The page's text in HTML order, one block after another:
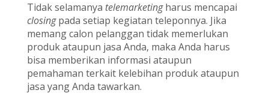
Tidak selamanya telemarketingharus mencapai
closingpada setiap kegiatan teleponnya. Jika
memang calon pelanggan tidak memerlukan
produk ataupun jasa Anda, maka Anda harus
bisa memberikan informasi ataupun
pemahaman terkait kelebihan produk ataupun
jasa yang Anda tawarkan.